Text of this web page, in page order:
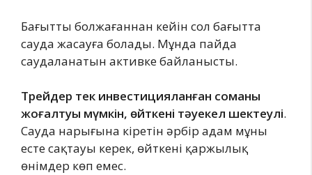
Бағытты болжағаннан кейін сол бағытта
сауда жасауға болады. Мұнда пайда
саудаланатын активке байланысты.
Трейдер тек инвестицияланған соманы
жоғалтуы мүмкін, өйткені тәуекел шектеулі.
Сауда нарығына кіретін әрбір адам мұны
есте сақтауы керек, өйткені қаржылық
өнімдер көп емес.